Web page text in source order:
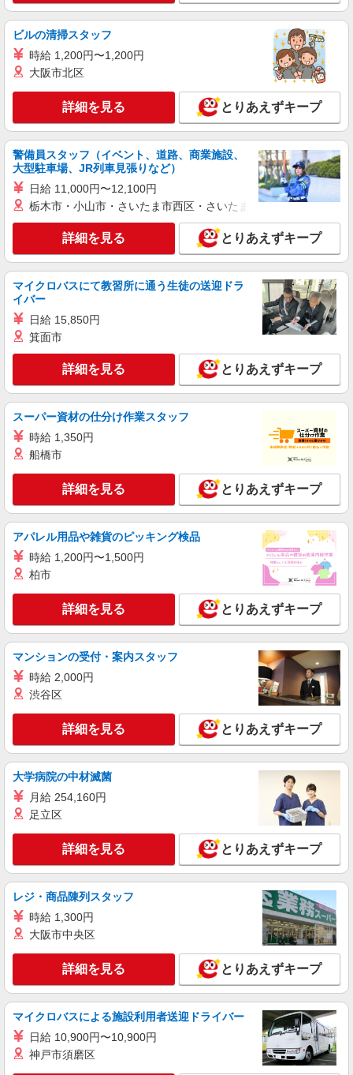
≪三郷中央駅≫16時帰宅もOK♪病院で補助だ
けのまったり作業
時給1600円〜2250円 ＜日払い有/週払い有/交
通費全支給(ガソリン代含む)＞
キープ 詳細を見る
日研トータルソーシング株式会社 メディカルケア事業部/柏オフィス
【看護助手】
看護助手（ナースエイド）
時給1,280円 ★週払いOK（規定あり） ※給与
幅は経験・能力による
埼玉県三郷市 【最寄駅】三郷駅
キープ 詳細を見る
派遣社員
株式会社kotrio /●SI-H-2076196
三郷中央駅＊看護助手(資格経験不問)募集♪食
事配膳などの補助業務
時給1600円〜2250円 ＜日払い有/週払い有/交
通費全支給(ガソリン代含む)＞
三郷市
株式会社kotrio /●SW-S-2096673
定員で即終了！時給2400円〜★三郷中央駅＊
高級老人ホームの看護師
時給2400円〜＜交通費全額支給(ガソリン代含
埼玉県三郷市
キープ 詳細を見る
日研トータルソーシング株式会社 メディカルケア事業部/柏オフィス
【看護助手】
看護助手（ナースエイド）
時給1,280円 ★週払いOK（規定あり） ※給与
幅は経験・能力による
埼玉県三郷市 【最寄駅】新三郷駅
キープ 詳細を見る
株式会社トラストグロース 新宿本社 第3営業部
有料老人ホームでの夜専看護師
1夜勤：37400円〜39100円 ※資格や経験など
キープ 詳細を見る
株式会社kotrio /●SW-S-2098124
看護師さんのサポート担当＊未経験OK！きれ
【正社員】月給240,000〜400,000円 ・基本
ビルの清掃スタッフ
時給 1,200円〜1,200円
大阪市北区
詳細を見る とりあえずキープ
警備員スタッフ（イベント、道路、商業施設、
大型駐車場、JR列車見張りなど）
日給 11,000円〜12,100円
栃木市・小山市・さいたま市西区・さいたま市岩槻区・久喜市・
詳細を見る とりあえずキープ
マイクロバスにて教習所に通う生徒の送迎ドラ
イバー
日給 15,850円
箕面市
詳細を見る とりあえずキープ
スーパー資材の仕分け作業スタッフ
時給 1,350円
船橋市
詳細を見る とりあえずキープ
アパレル用品や雑貨のピッキング検品
時給 1,200円〜1,500円
柏市
詳細を見る とりあえずキープ
マンションの受付・案内スタッフ
時給 2,000円
渋谷区
詳細を見る とりあえずキープ
大学病院の中材滅菌
月給 254,160円
足立区
詳細を見る とりあえずキープ
レジ・商品陳列スタッフ
時給 1,300円
大阪市中央区
詳細を見る とりあえずキープ
マイクロバスによる施設利用者送迎ドライバー
日給 10,900円〜10,900円
神戸市須磨区